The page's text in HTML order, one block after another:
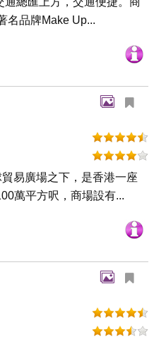
名品牌Make Up...
易廣場之下，是香港一座
萬平方呎，商場設有...